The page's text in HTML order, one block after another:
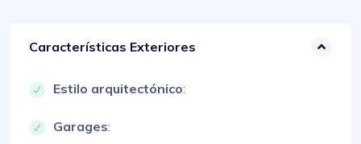
Características Exteriores
Estilo arquitectónico:
Garages: